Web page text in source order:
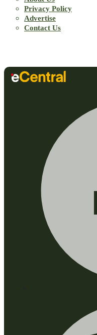
Privacy Policy
Advertise
Contact Us